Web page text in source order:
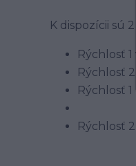
K dispozícii sú
Rýchlosť 1
Rýchlosť
Rýchlosť
Rýchlosť